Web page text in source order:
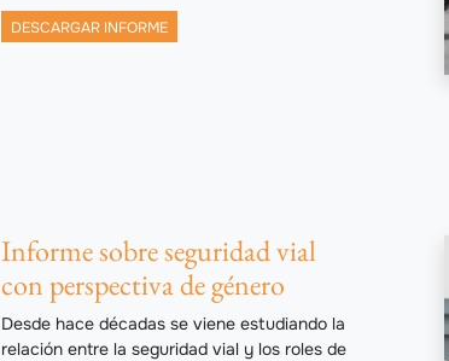
DESCARGAR INFORME
Informe sobre seguridad vial
con perspectiva de género
Desde hace décadas se viene estudiando la
relación entre la seguridad vial y los roles de